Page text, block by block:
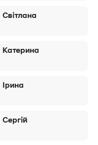
Світлана
Катерина
Ірина
Сергій